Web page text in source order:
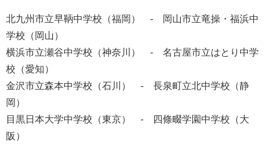
北九州市立早鞆中学校（福岡） - 岡山市立竜操・福浜中
学校（岡山）
横浜市立瀬谷中学校（神奈川） - 名古屋市立はとり中学
校（愛知）
金沢市立森本中学校（石川） - 長泉町立北中学校（静
岡）
目黒日本大学中学校（東京） - 四條畷学園中学校（大
阪）